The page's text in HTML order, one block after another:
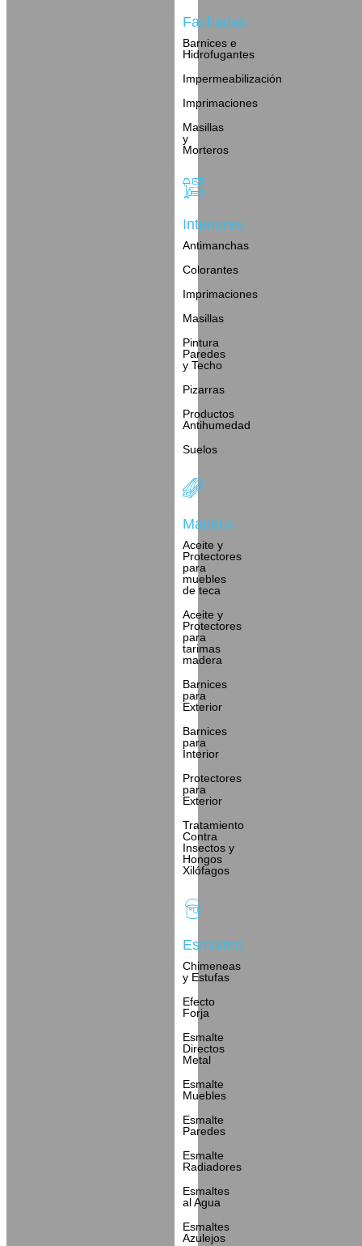
Fachadas
Barnices e
Hidrofugantes
Impermeabilización
Imprimaciones
Masillas
y
Morteros
Interiores
Antimanchas
Colorantes
Imprimaciones
Masillas
Pintura
Paredes
y Techo
Pizarras
Productos
Antihumedad
Suelos
Madera
Aceite y
Protectores
para
muebles
de teca
Aceite y
Protectores
para
tarimas
madera
Barnices
para
Exterior
Barnices
para
Interior
Protectores
para
Exterior
Tratamiento
Contra
Insectos y
Hongos
Xilófagos
Esmaltes
Chimeneas
y Estufas
Efecto
Forja
Esmalte
Directos
Metal
Esmalte
Muebles
Esmalte
Paredes
Esmalte
Radiadores
Esmaltes
al Agua
Esmaltes
Azulejos